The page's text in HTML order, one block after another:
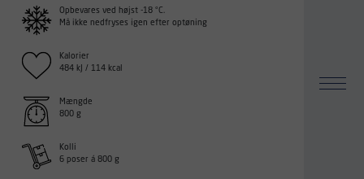
Opbevares ved højst -18 °C.
Må ikke nedfryses igen efter optøning
Kalorier
484 kJ / 114 kcal
Mængde
800 g
Kolli
6 poser á 800 g